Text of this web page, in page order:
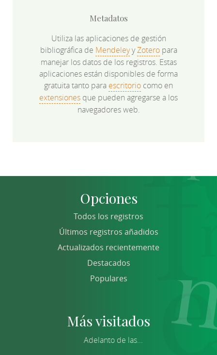
Metadatos
Utiliza las aplicaciones de gestión
bibliográfica de MendeleyyZoteropara
manejar los datos de los registros. Estas
aplicaciones están disponibles de forma
gratuita tanto para escritorio como en
extensiones que pueden agregarse a los
navegadores web.
Opciones
Todos los registros
Últimos registros añadidos
Actualizados recientemente
Destacados
Populares
Más visitados
Adelanto de las...